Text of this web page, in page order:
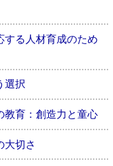
する人材育成のため
選択
教育：創造力と童心
大切さ